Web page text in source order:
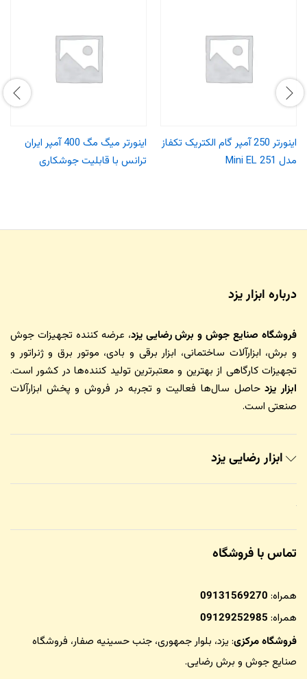
اینورتر 250 آمپر گام الکتریک تکفاز
مدل Mini EL 251
اینورتر میگ مگ 400 آمپر ایران
ترانس با قابلیت جوشکاری
درباره ابزار یزد
فروشگاه صنایع جوش و برش رضایی یزد، عرضه کننده تجهیزات جوش
و برش، ابزارآلات ساختمانی، ابزار برقی و بادی، موتور برق و ژنراتور و
تجهیزات کارگاهی از بهترین و معتبرترین تولید کننده‌ها در کشور است.
ابزار یزدحاصل سال‌ها فعالیت و تجربه در فروش و پخش ابزارآلات
صنعتی است.
ابزار رضایی یزد
تماس با فروشگاه
همراه: 09131569270
همراه: 09129252985
فروشگاه مرکزی: یزد، بلوار جمهوری، جنب حسینیه صفار، فروشگاه
صنایع جوش و برش رضایی.